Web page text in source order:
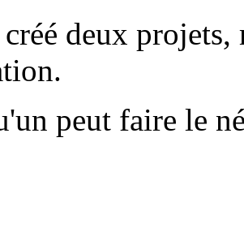
deux
peut faire le